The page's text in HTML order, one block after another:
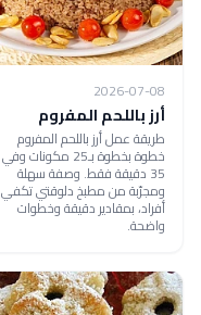
2026-07-08
أرز باللحم المفروم
طريقة عمل أرز باللحم المفروم
خطوة بخطوة بـ25 مكونات وفي
35 دقيقة فقط. وصفة سهلة
أفراد، بمقادير دقيقة وخطوات
واضحة.